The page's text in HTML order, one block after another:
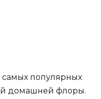
популярных
домашней флоры.